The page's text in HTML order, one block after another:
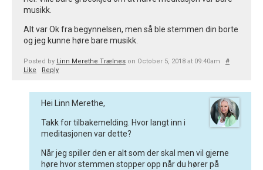
musikk.
Alt var Ok fra begynnelsen, men så ble stemmen din borte
og jeg kunne høre bare musikk.
Posted by Linn Merethe Trælnes on October 5, 2018 at 09:40am
#
Like
Reply
Hei Linn Merethe,
Takk for tilbakemelding. Hvor langt inn i
meditasjonen var dette?
Når jeg spiller den er alt som der skal men vil gjerne
høre hvor stemmen stopper opp når du hører på